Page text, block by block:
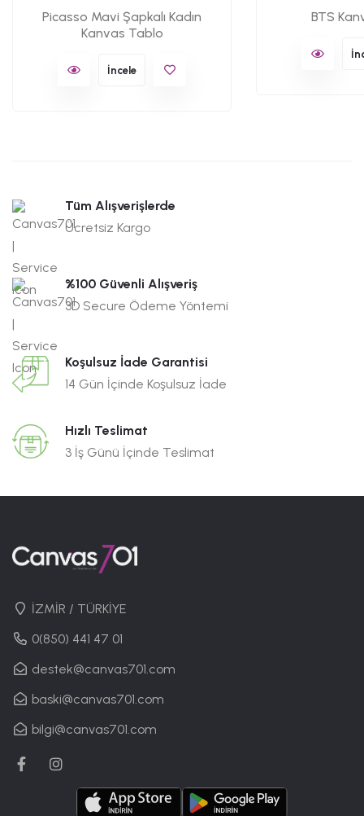
Picasso Mavi Şapkalı Kadın
Kanvas Tablo
İncele
BTS
Tüm Alışverişlerde
Ücretsiz Kargo
%100 Güvenli Alışveriş
3D Secure Ödeme Yöntemi
Koşulsuz İade Garantisi
14 Gün İçinde Koşulsuz İade
Hızlı Teslimat
3 İş Günü İçinde Teslimat
İZMİR / TÜRKİYE
0(850) 441 47 01
destek@canvas701.com
baski@canvas701.com
bilgi@canvas701.com